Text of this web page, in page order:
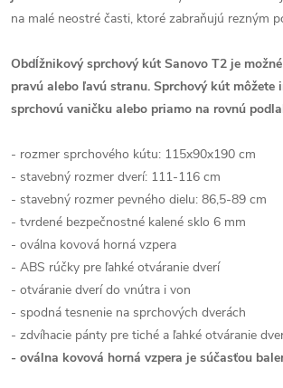
na malé neostré časti, ktoré zabraňujú rezným
Obdĺžnikový sprchový kút Sanovo T2 je
pravú alebo ľavú stranu. Sprchový kút môžete
sprchovú vaničku alebo priamo na rovnú
- rozmer sprchového kútu: 115x90x190 cm
- stavebný rozmer dverí: 111-116 cm
- stavebný rozmer pevného dielu: 86,5-89 cm
- tvrdené bezpečnostné kalené sklo 6 mm
- oválna kovová horná vzpera
- ABS rúčky pre ľahké otváranie dverí
- otváranie dverí do vnútra i von
- spodná tesnenie na sprchových dverách
- zdvíhacie pánty pre tiché a ľahké otváranie
- oválna kovová horná vzpera je súčasťou